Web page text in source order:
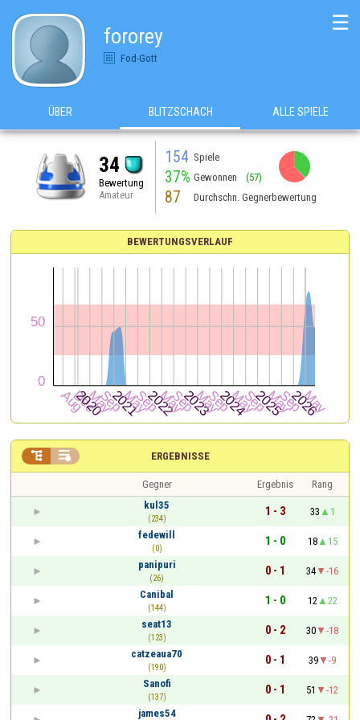
fororey
Fod-Gott
☰
ÜBER BLITZSCHACH ALLE SPIELE
34
Bewertung
Amateur
154 Spiele
37% Gewonnen (57)
87 Durchschn. Gegnerbewertung
BEWERTUNGSVERLAUF
ERGEBNISSE
 
Gegner Ergebnis
Rang
kul35
(234)
1 - 3 33
1
fedewill
(0)
1 - 0 18
15
panipuri
(26)
0 - 1 34
-16
Canibal
(144)
1 - 0 12
22
seat13
(123)
0 - 2 30
-18
catzeaua70
(190)
0 - 1 39
-9
Sanofi
(137)
0 - 1 51
-12
james54